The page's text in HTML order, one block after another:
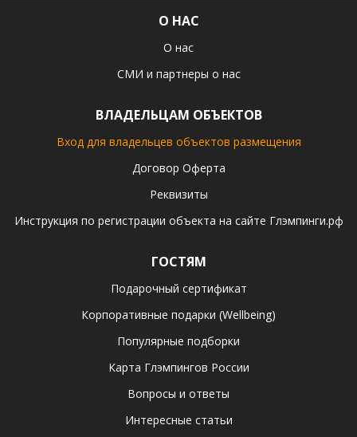
О НАС
О нас
СМИ и партнеры о нас
ВЛАДЕЛЬЦАМ ОБЪЕКТОВ
Вход для владельцев объектов размещения
Договор Оферта
Реквизиты
Инструкция по регистрации объекта на сайте Глэмпинги.рф
ГОСТЯМ
Подарочный сертификат
Корпоративные подарки (Wellbeing)
Популярные подборки
Карта Глэмпингов России
Вопросы и ответы
Интересные статьи